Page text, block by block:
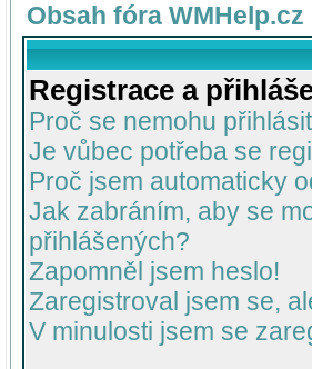
Obsah fóra WMHelp.cz
Registrace a
Proč se nemohu
Je vůbec potřeba se
Proč jsem automaticky
Jak zabráním, aby se
přihlášených?
Zapomněl jsem heslo!
Zaregistroval jsem se,
V minulosti jsem se